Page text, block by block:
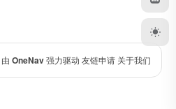
由 OneNav强力驱动 友链申请 关于我们